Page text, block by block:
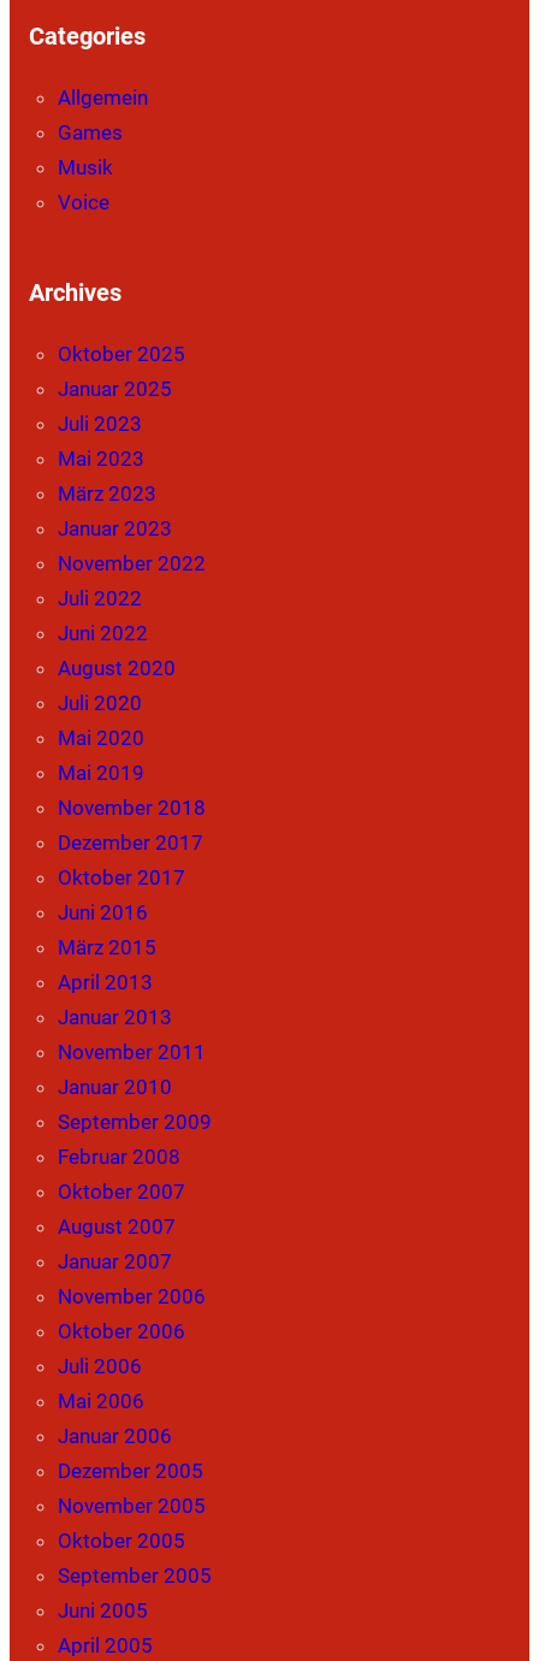
Categories
Allgemein
Games
Musik
Voice
Archives
Oktober 2025
Januar 2025
Juli 2023
Mai 2023
März 2023
Januar 2023
November 2022
Juli 2022
Juni 2022
August 2020
Juli 2020
Mai 2020
Mai 2019
November 2018
Dezember 2017
Oktober 2017
Juni 2016
März 2015
April 2013
Januar 2013
November 2011
Januar 2010
September 2009
Februar 2008
Oktober 2007
August 2007
Januar 2007
November 2006
Oktober 2006
Juli 2006
Mai 2006
Januar 2006
Dezember 2005
November 2005
Oktober 2005
September 2005
Juni 2005
April 2005